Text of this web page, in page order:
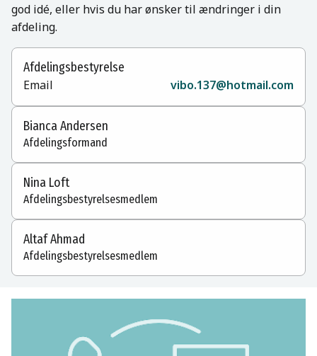
god idé, eller hvis du har ønsker til ændringer i din
afdeling.
Afdelingsbestyrelse
Email vibo.137@hotmail.com
Bianca Andersen
Afdelingsformand
Nina Loft
Afdelingsbestyrelsesmedlem
Altaf Ahmad
Afdelingsbestyrelsesmedlem